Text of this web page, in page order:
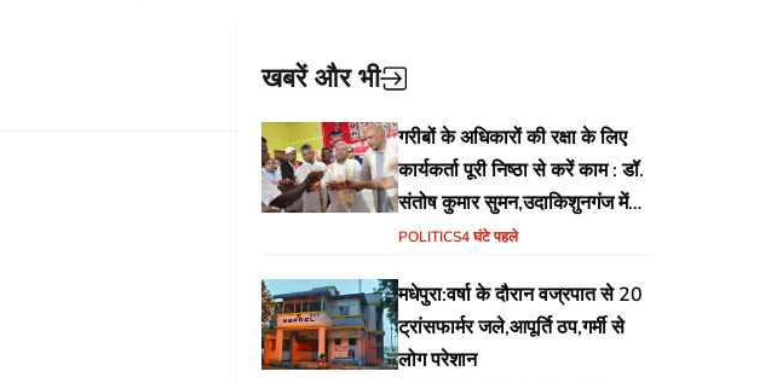
खबरें और भी
गरीबों के अधिकारों की रक्षा के लिए
कार्यकर्ता पूरी निष्ठा से करें काम : डॉ.
संतोष कुमार सुमन,उदाकिशुनगंज में
हिंदुस्तानी आवाम मोर्चा के गरीब चौपाल
विभिन्न मुद्दों पर हुई चर्चा
POLITICS4 घंटे पहले
मधेपुरा:वर्षा के दौरान वज्रपात से 20
ट्रांसफार्मर जले,आपूर्ति ठप,गर्मी से
लोग परेशान